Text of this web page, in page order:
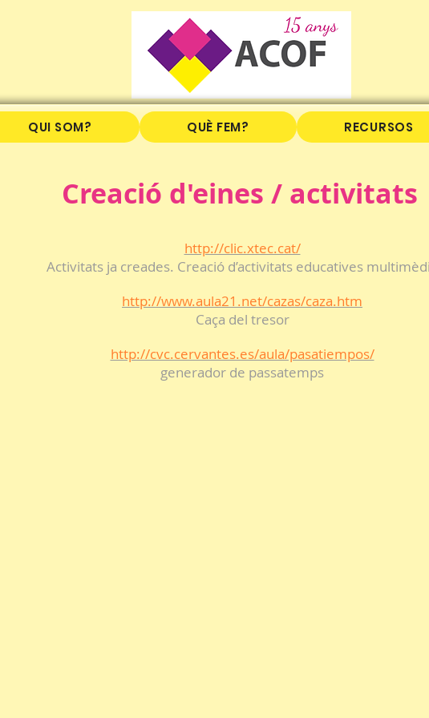
QUI SOM? QUÈ FEM? RECURSOS
Creació d'eines / activitats​
http://clic.xtec.cat/
Activitats ja creades. Creació d’activitats educatives
http://www.aula21.net/cazas/caza.htm
Caça del tresor
http://cvc.cervantes.es/aula/pasatiempos/
generador de passatemps